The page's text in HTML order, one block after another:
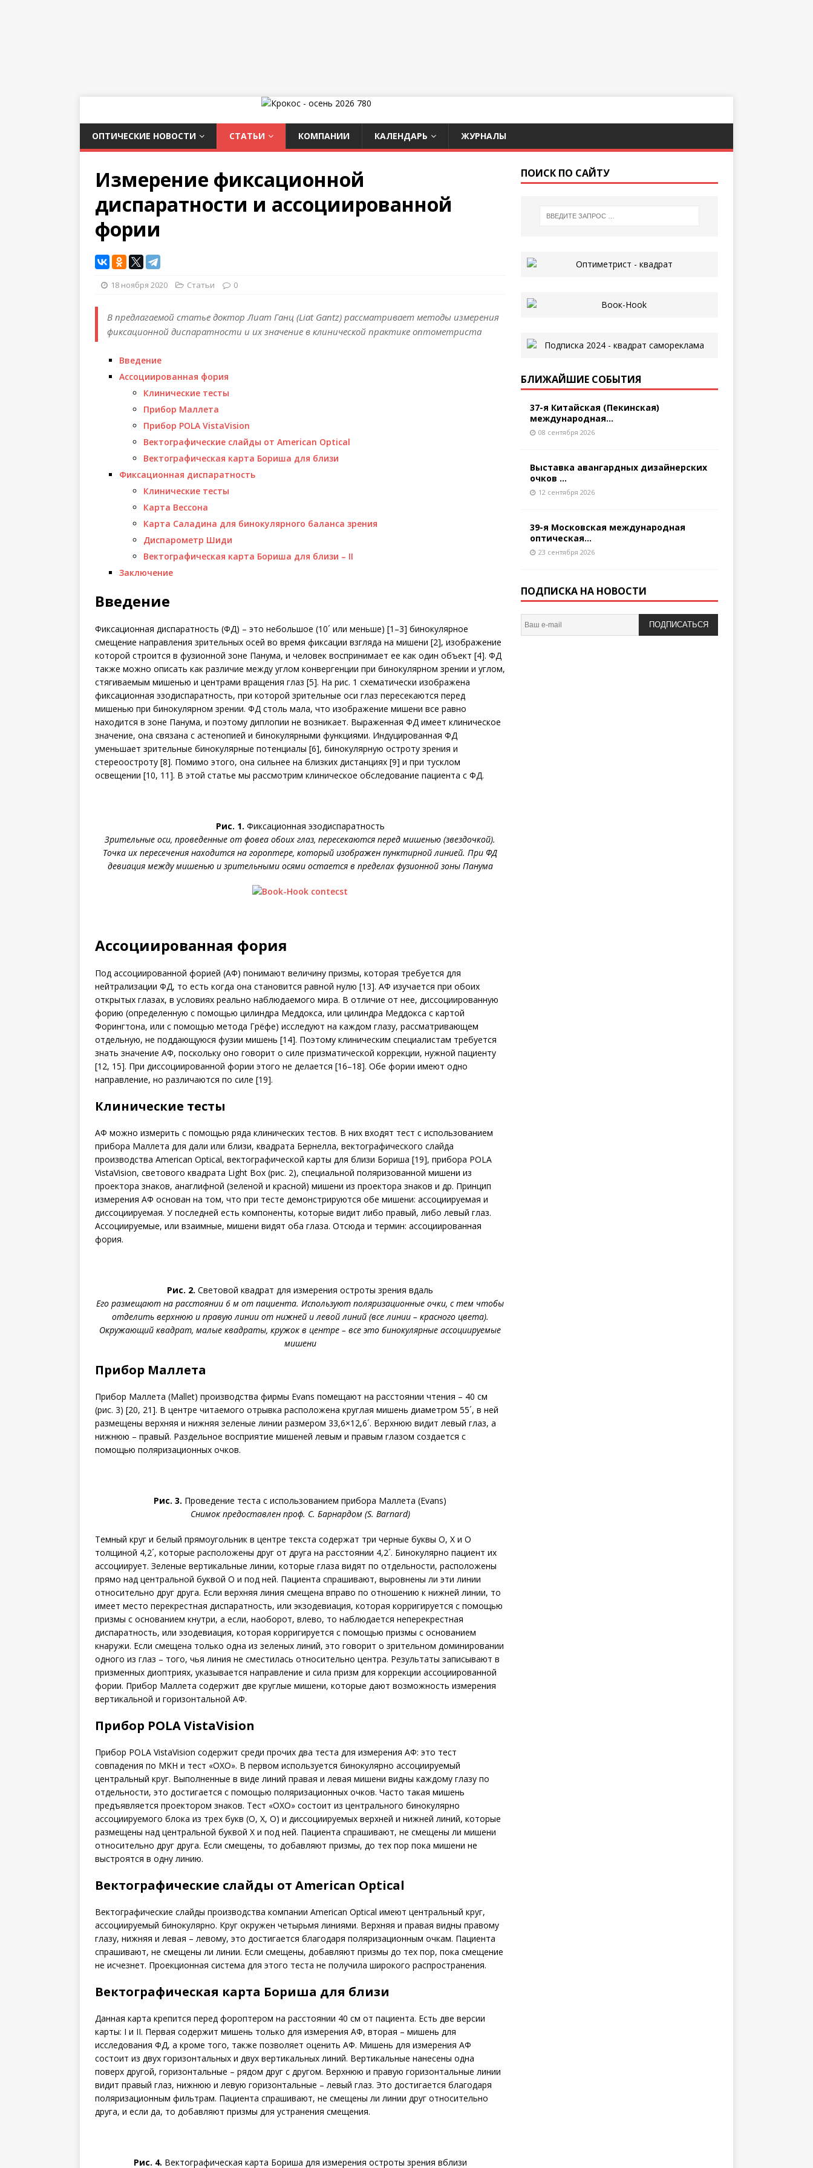
ОПТИЧЕСКИЕ НОВОСТИ СТАТЬИ КОМПАНИИ КАЛЕНДАРЬ ЖУРНАЛЫ
Измерение фиксационной
диспаратности и ассоциированной
фории
18 ноября 2020 Статьи 0
В предлагаемой статье доктор Лиат Ганц (Liat Gantz) рассматривает методы измерения
фиксационной диспаратности и их значение в клинической практике оптометриста
Введение
Ассоциированная фория
Клинические тесты
Прибор Маллета
Прибор POLA VistaVision
Вектографические слайды от American Optical
Вектографическая карта Бориша для близи
Фиксационная диспаратность
Клинические тесты
Карта Вессона
Карта Саладина для бинокулярного баланса зрения
Диспарометр Шиди
Вектографическая карта Бориша для близи – II
Заключение
Введение
Фиксационная диспаратность (ФД) – это небольшое (10´ или меньше) [1–3] бинокулярное
смещение направления зрительных осей во время фиксации взгляда на мишени [2], изображение
которой строится в фузионной зоне Панума, и человек воспринимает ее как один объект [4]. ФД
также можно описать как различие между углом конвергенции при бинокулярном зрении и углом,
стягиваемым мишенью и центрами вращения глаз [5]. На рис. 1 схематически изображена
фиксационная эзодиспаратность, при которой зрительные оси глаз пересекаются перед
мишенью при бинокулярном зрении. ФД столь мала, что изображение мишени все равно
находится в зоне Панума, и поэтому диплопии не возникает. Выраженная ФД имеет клиническое
значение, она связана с астенопией и бинокулярными функциями. Индуцированная ФД
уменьшает зрительные бинокулярные потенциалы [6], бинокулярную остроту зрения и
стереоостроту [8]. Помимо этого, она сильнее на близких дистанциях [9] и при тусклом
освещении [10, 11]. В этой статье мы рассмотрим клиническое обследование пациента с ФД.
Рис. 1. Фиксационная эзодиспаратность
Зрительные оси, проведенные от фовеа обоих глаз, пересекаются перед мишенью (звездочкой).
Точка их пересечения находится на гороптере, который изображен пунктирной линией. При ФД
девиация между мишенью и зрительными осями остается в пределах фузионной зоны Панума
Ассоциированная фория
Под ассоциированной форией (АФ) понимают величину призмы, которая требуется для
нейтрализации ФД, то есть когда она становится равной нулю [13]. АФ изучается при обоих
открытых глазах, в условиях реально наблюдаемого мира. В отличие от нее, диссоциированную
форию (определенную с помощью цилиндра Меддокса, или цилиндра Меддокса с картой
Форингтона, или с помощью метода Грёфе) исследуют на каждом глазу, рассматривающем
отдельную, не поддающуюся фузии мишень [14]. По­этому клиническим специалистам требуется
знать значение АФ, поскольку оно говорит о силе призматической коррекции, нужной пациенту
[12, 15]. При диссоциированной фории этого не делается [16–18]. Обе фории имеют одно
направление, но различаются по силе [19].
Клинические тесты
АФ можно измерить с помощью ряда клинических тестов. В них входят тест с использованием
прибора Маллета для дали или близи, квадрата Бернелла, вектографического слайда
производства American Optical, вектографической карты для близи Бориша [19], прибора POLA
VistaVision, светового квадрата Light Box (рис. 2), специальной поляризованной мишени из
проектора знаков, анаглифной (зеленой и красной) мишени из проектора знаков и др. Принцип
измерения АФ основан на том, что при тесте демонстрируются обе мишени: ассоциируемая и
диссоциируемая. У последней есть компоненты, которые видит либо правый, либо левый глаз.
Ассоциируемые, или взаимные, мишени видят оба глаза. Отсюда и термин: ассоциированная
фория.
Рис. 2. Световой квадрат для измерения остроты зрения вдаль
Его размещают на расстоянии 6 м от пациента. Используют поляризационные очки, с тем чтобы
отделить верхнюю и правую линии от нижней и левой линий (все линии – красного цвета).
Окружающий квадрат, малые квадраты, кружок в центре – все это бинокулярные ассоци­ируемые
мишени
Прибор Маллета
Прибор Маллета (Mallet) производства фирмы Evans помещают на расстоянии чтения – 40 см
(рис. 3) [20, 21]. В центре читаемого отрывка расположена круглая мишень диаметром 55´, в ней
размещены верхняя и нижняя зеленые линии размером 33,6×12,6´. Верхнюю видит левый глаз, а
нижнюю – правый. Раздельное восприятие мишеней левым и правым глазом создается с
помощью поляризационных очков.
Рис. 3. Проведение теста с использованием прибора Маллета (Evans)
Снимок предоставлен проф. С. Барнардом (S. Barnard)
Темный круг и белый прямоугольник в центре текста содержат три черные буквы О, Х и О
толщиной 4,2´, которые расположены друг от друга на расстоянии 4,2´. Бинокулярно пациент их
ассоциирует. Зеленые вертикальные линии, которые глаза видят по отдельности, расположены
прямо над центральной буквой О и под ней. Пациента спрашивают, выровнены ли эти линии
относительно друг друга. Если верхняя линия смещена вправо по отношению к нижней линии, то
имеет место перекрестная диспаратность, или экзодевиация, которая корригируется с помощью
призмы с основанием кнутри, а если, наоборот, влево, то наблюдается неперекрестная
диспаратность, или эзодевиация, которая корригируется с помощью призмы с основанием
кнаружи. Если смещена только одна из зеленых линий, это говорит о зрительном доминировании
одного из глаз – того, чья линия не сместилась относительно центра. Результаты записывают в
призменных диоптриях, указывается направление и сила призм для коррекции ассоциированной
фории. Прибор Маллета содержит две круглые мишени, которые дают возможность измерения
вертикальной и горизонтальной АФ.
Прибор POLA VistaVision
Прибор POLA VistaVision содержит среди прочих два теста для измерения АФ: это тест
совпадения по MKH и тест «ОХО». В первом используется бинокулярно ассоциируемый
центральный круг. Выполненные в виде линий правая и левая мишени видны каждому глазу по
отдельности, это достигается с помощью поляризационных очков. Часто такая мишень
предъявляется проектором знаков. Тест «ОХО» состоит из центрального бинокулярно
ассоциируемого блока из трех букв (О, Х, О) и диссоциируемых верхней и нижней линий, которые
размещены над центральной буквой Х и под ней. Пациента спрашивают, не смещены ли мишени
относительно друг друга. Если смещены, то добавляют призмы, до тех пор пока мишени не
выстроятся в одну линию.
Вектографические слайды от American Optical
Вектографические слайды производства компании American Optical имеют центральный круг,
ассоциируемый бинокулярно. Круг окружен четырьмя линиями. Верхняя и правая видны правому
глазу, нижняя и левая – левому, это достигается благодаря поляризационным очкам. Пациента
спрашивают, не смещены ли линии. Если смещены, добавляют призмы до тех пор, пока смещение
не исчезнет. Проекционная система для этого теста не получила широкого распространения.
Вектографическая карта Бориша для близи
Данная карта крепится перед фороптером на расстоянии 40 см от пациента. Есть две версии
карты: I и II. Первая содержит мишень только для измерения АФ, вторая – мишень для
исследования ФД, а кроме того, также позволяет оценить АФ. Мишень для измерения АФ
состоит из двух горизонтальных и двух вертикальных линий. Вертикальные нанесены одна
поверх другой, горизонтальные – рядом друг с другом. Верхнюю и правую горизонтальные линии
видит правый глаз, нижнюю и левую горизонтальные – левый глаз. Это достигается благодаря
поляризационным фильтрам. Пациента спрашивают, не смещены ли линии друг относительно
друга, и если да, то добавляют призмы для устранения смещения.
Рис. 4. Вектографическая карта Бориша для измерения остроты зрения вблизи
ПОИСК ПО САЙТУ
БЛИЖАЙШИЕ СОБЫТИЯ
37-я Китайская (Пекинская)
международная...
08 сентября 2026
Выставка авангардных дизайнерских
очков ...
12 сентября 2026
39-я Московская международная
оптическая...
23 сентября 2026
ПОДПИСКА НА НОВОСТИ
ПОДПИСАТЬСЯ